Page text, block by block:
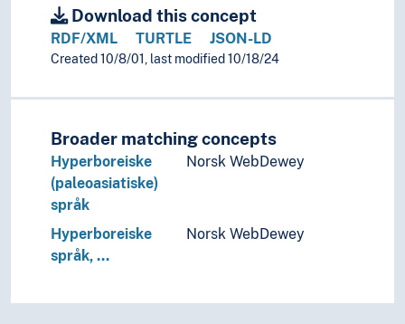
Download this concept
RDF/XML TURTLE JSON-LD
Created 10/8/01, last modified 10/18/24
Broader matching concepts
Hyperboreiske
(paleoasiatiske)
språk
Norsk WebDewey
Hyperboreiske
språk, …
Norsk WebDewey